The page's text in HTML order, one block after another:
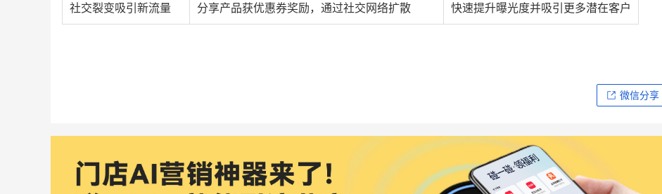
社交裂变吸引新流量 分享产品获优惠券奖励，通过社交网络扩散 快速提升曝光度并吸引更多潜在客户
微信分享